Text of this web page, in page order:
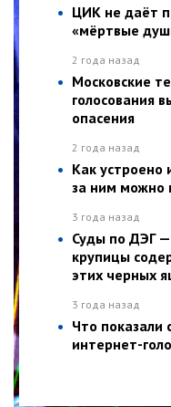
ЦИК не даёт
«мёртвые
2 года назад
Московские
голосования
опасения
2 года назад
Как устроено
за ним можно
3 года назад
Суды по ДЭГ
крупицы
этих черных
3 года назад
Что показали
интернет-